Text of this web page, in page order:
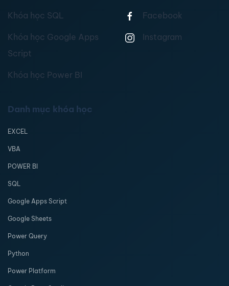
Khóa học SQL
Khóa học Google Apps
Script
Khóa học Power BI
Facebook
Instagram
Danh mục khóa học
EXCEL
VBA
POWER BI
SQL
Google Apps Script
Google Sheets
Power Query
Python
Power Platform